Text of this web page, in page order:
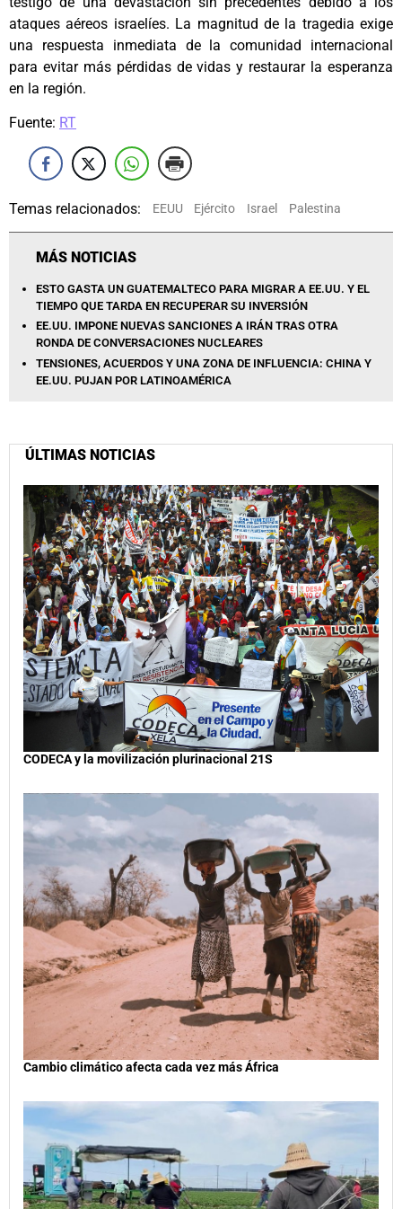
ataques aéreos israelíes. La magnitud de la tragedia exige
una respuesta inmediata de la comunidad internacional
para evitar más pérdidas de vidas y restaurar la esperanza
en la región.
Fuente: RT
Temas relacionados: EEUU Ejército Israel Palestina
MÁS NOTICIAS
ESTO GASTA UN GUATEMALTECO PARA MIGRAR A EE.UU. Y EL
TIEMPO QUE TARDA EN RECUPERAR SU INVERSIÓN
EE.UU. IMPONE NUEVAS SANCIONES A IRÁN TRAS OTRA
RONDA DE CONVERSACIONES NUCLEARES
TENSIONES, ACUERDOS Y UNA ZONA DE INFLUENCIA: CHINA Y
EE.UU. PUJAN POR LATINOAMÉRICA
ÚLTIMAS NOTICIAS
CODECA y la movilización plurinacional 21S
Cambio climático afecta cada vez más África